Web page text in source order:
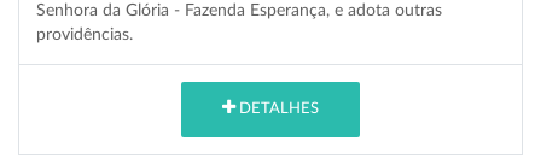
Senhora da Glória - Fazenda Esperança, e adota outras
providências.
DETALHES